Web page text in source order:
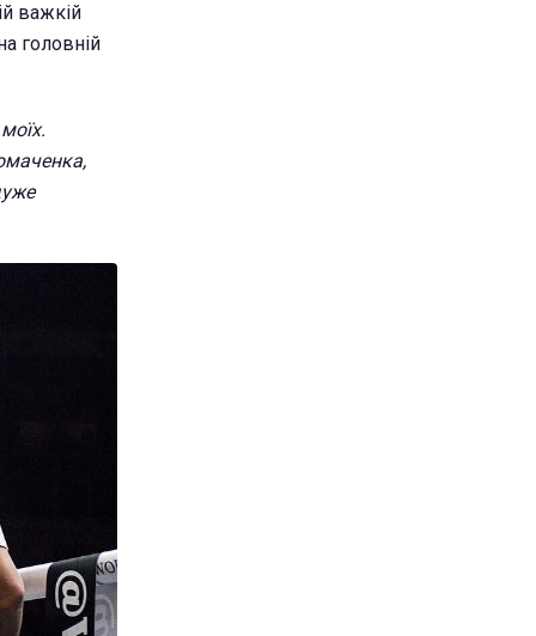
важкій
головній